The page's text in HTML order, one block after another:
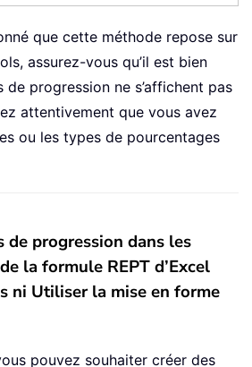
que cette méthode repose sur
assurez-vous qu’il est bien
de progression ne s’affichent pas
attentivement que vous avez
ou les types de pourcentages
de progression dans les
la formule REPT d’Excel
ni Utiliser la mise en forme
pouvez souhaiter créer des